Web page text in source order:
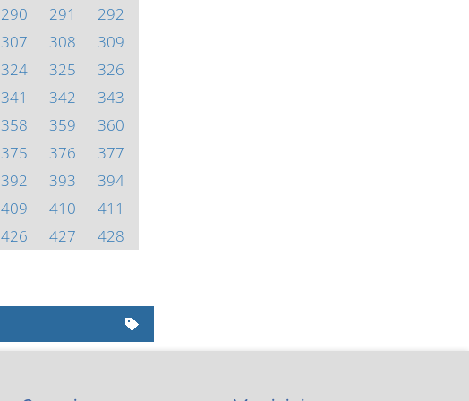
290 291
292
307 308
309
324 325
326
341 342
343
358 359
360
375 376
377
392 393
394
409 410
411
426 427
428